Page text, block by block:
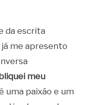
da escrita
me apresento
meu
uma paixão e um